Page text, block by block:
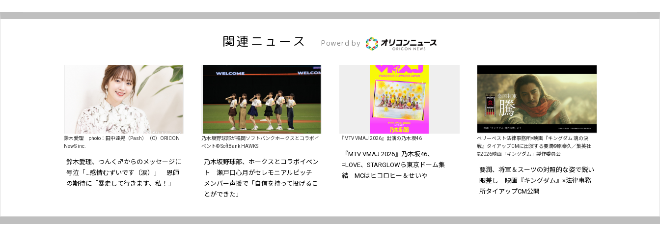
関連ニュース Powerd by
鈴木愛理 photo：田中達晃（Pash）（C）ORICON
NewS inc.
鈴木愛理、つんく♂からのメッセージに
号泣「…感情むずいです（涙）」 恩師
の期待に「暴走して行きます、私！」
乃木坂野球部が福岡ソフトバンクホークスとコラボイ
ベント© SoftBank HAWKS
乃木坂野球部、ホークスとコラボイベン
ト 瀬戸口心月がセレモニアルピッチ
メンバー声援で「自信を持って投げるこ
とができた」
『MTV VMAJ 2026』出演の乃木坂46
『MTV VMAJ 2026』乃木坂46、
=LOVE、STARGLOWら東京ドーム集
結 MCはヒコロヒー＆せいや
ベリーベスト法律事務所×映画『キングダム 魂の決
戦』タイアップCMに出演する要潤©原泰久／集英社
©2026映画「キングダム」製作委員会
要潤、将軍＆スーツの対照的な姿で鋭い
眼差し 映画『キングダム』×法律事務
所タイアップCM公開